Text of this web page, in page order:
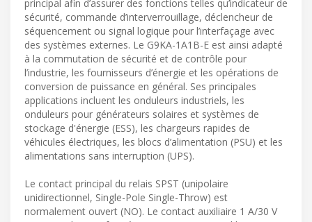
principal afin d’assurer des fonctions telles qu’indicateur de
sécurité, commande d’interverrouillage, déclencheur de
séquencement ou signal logique pour l’interfaçage avec
des systèmes externes. Le G9KA-1A1B-E est ainsi adapté
à la commutation de sécurité et de contrôle pour
l’industrie, les fournisseurs d’énergie et les opérations de
conversion de puissance en général. Ses principales
applications incluent les onduleurs industriels, les
onduleurs pour générateurs solaires et systèmes de
stockage d'énergie (ESS), les chargeurs rapides de
véhicules électriques, les blocs d’alimentation (PSU) et les
alimentations sans interruption (UPS).
Le contact principal du relais SPST (unipolaire
unidirectionnel, Single-Pole Single-Throw) est
normalement ouvert (NO). Le contact auxiliaire 1 A/30 V